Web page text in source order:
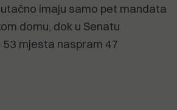
imaju samo pet mandata
domu, dok u Senatu
mjesta naspram 47